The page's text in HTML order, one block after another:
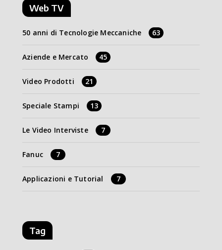
Web TV
50 anni di Tecnologie Meccaniche 63
Aziende e Mercato 45
Video Prodotti 21
Speciale Stampi 13
Le Video Interviste 7
Fanuc 7
Applicazioni e Tutorial 7
Tag